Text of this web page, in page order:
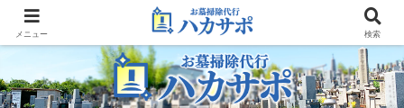
大阪のお墓参り代行業者
メニュー 検索